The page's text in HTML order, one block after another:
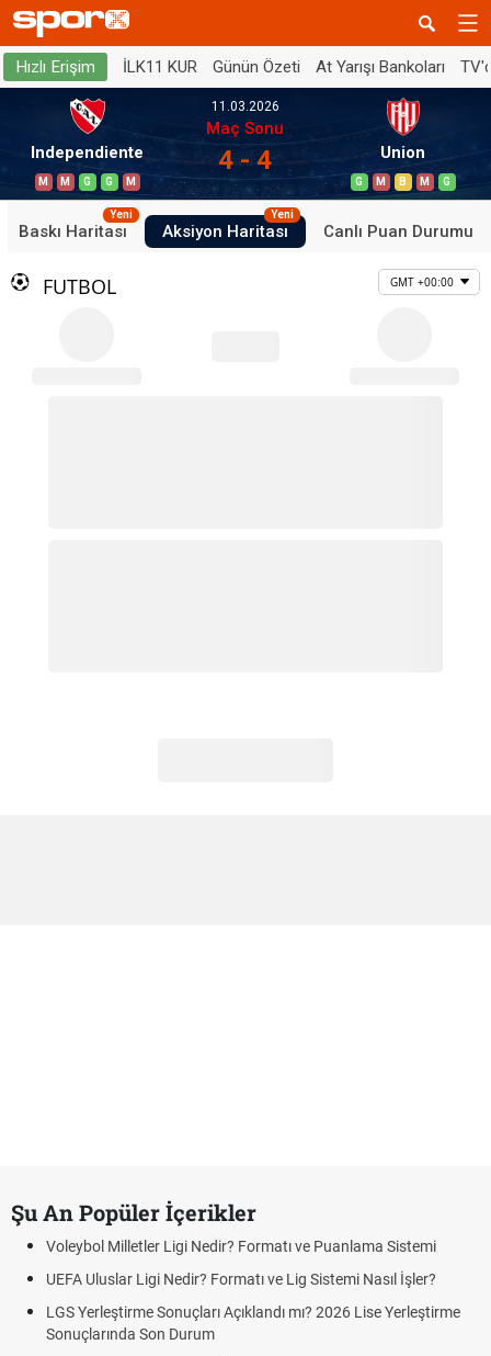
Hızlı Erişim İLK11 KUR Günün Özeti At Yarışı Bankoları
Independiente
M M G G M
11.03.2026
Maç Sonu
4 - 4 Union
G M B M G
Baskı Haritası
Yeni
Aksiyon Haritası
Yeni
Canlı Puan Durumu
FUTBOL GMT +00:00
Şu An Popüler İçerikler
Voleybol Milletler Ligi Nedir? Formatı ve Puanlama Sistemi
UEFA Uluslar Ligi Nedir? Formatı ve Lig Sistemi Nasıl İşler?
LGS Yerleştirme Sonuçları Açıklandı mı? 2026 Lise Yerleştirme
Sonuçlarında Son Durum